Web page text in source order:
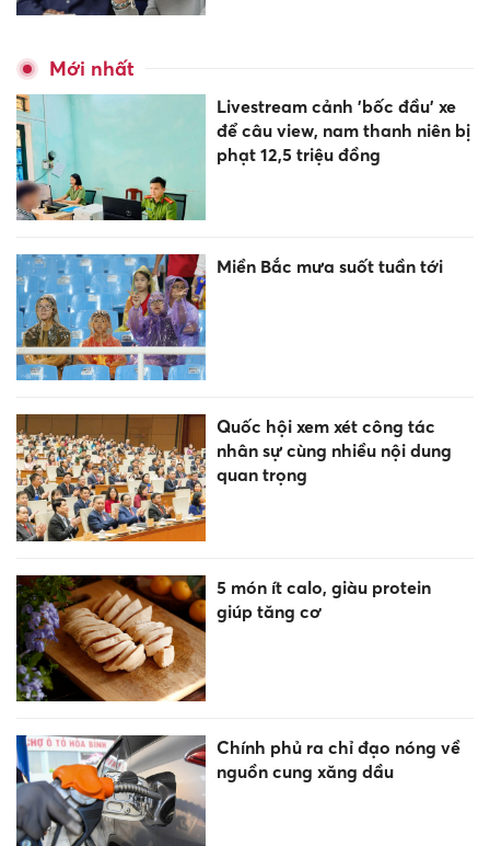
Mới nhất
Livestream cảnh 'bốc đầu' xe
để câu view, nam thanh niên bị
phạt 12,5 triệu đồng
Miền Bắc mưa suốt tuần tới
Quốc hội xem xét công tác
nhân sự cùng nhiều nội dung
quan trọng
5 món ít calo, giàu protein
giúp tăng cơ
Chính phủ ra chỉ đạo nóng về
nguồn cung xăng dầu